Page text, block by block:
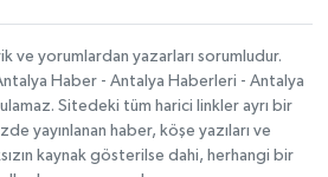
ve yorumlardan yazarları sorumludur.
Haber - Antalya Haberleri - Antalya
Sitedeki tüm harici linkler ayrı bir
yayınlanan haber, köşe yazıları ve
kaynak gösterilse dahi, herhangi bir